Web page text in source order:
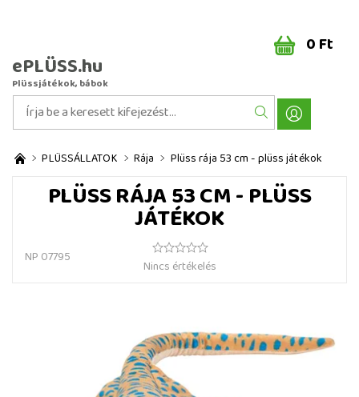
ePLÜSS.hu
Plüssjátékok, bábok
0 Ft
PLÜSSÁLLATOK Rája Plüss rája 53 cm - plüss játékok
PLÜSS RÁJA 53 CM - PLÜSS
JÁTÉKOK
NP 07795
Nincs értékelés